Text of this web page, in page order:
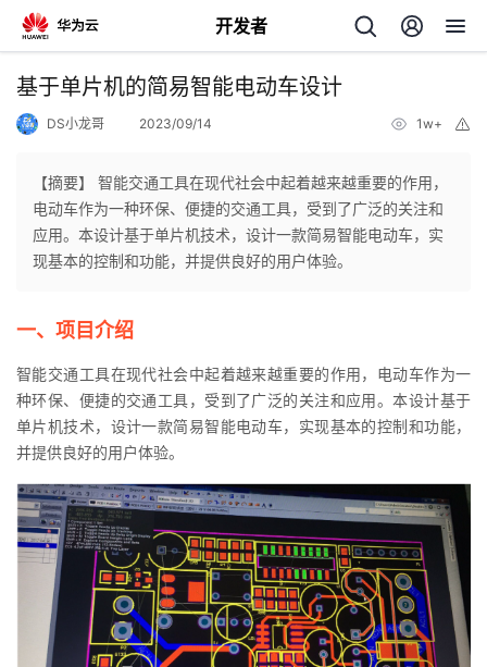
开发者
返
个
主
页
的
开
者
我
的
我
基于单片机的简易智能电动车设计
DS小龙哥 2023/09/14 1w+
【摘要】 智能交通工具在现代社会中起着越来越重要的作用，
电动车作为一种环保、便捷的交通工具，受到了广泛的关注和
应用。本设计基于单片机技术，设计一款简易智能电动车，实
现基本的控制和功能，并提供良好的用户体验。
一、项目介绍
智能交通工具在现代社会中起着越来越重要的作用，电动车作为一
种环保、便捷的交通工具，受到了广泛的关注和应用。本设计基于
单片机技术，设计一款简易智能电动车，实现基本的控制和功能，
并提供良好的用户体验。